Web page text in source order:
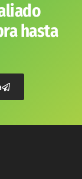
hasta